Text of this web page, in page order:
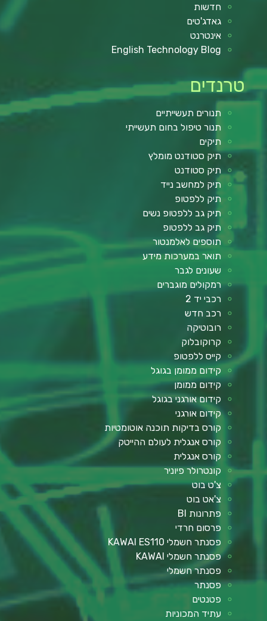
חדשות
גאדג'טים
אינטרנט
English Technology Blog
טרנדים
תנורים תעשייתיים
תנור טיפול בחום תעשייתי
תיקים
תיק סטודנט מומלץ
תיק סטודנט
תיק למחשב נייד
תיק ללפטופ
תיק גב ללפטופ נשים
תיק גב ללפטופ
תוספים לאלמנטור
תואר במערכות מידע
שעונים לגבר
רמקולים מוגברים
רכבי יד 2
רכב חדש
רובוטיקה
קרוקובלוק
קייס ללפטופ
קידום ממומן בגוגל
קידום ממומן
קידום אורגני בגוגל
קידום אורגני
קורס בדיקות תוכנה אוטומטיות
קורס אנגלית לעולם ההייטק
קורס אנגלית
קונטרולר פיוניר
צ'ט בוט
צ'אט בוט
פתרונות BI
פרסום חרדי
פסנתר חשמלי KAWAI ES110
פסנתר חשמלי KAWAI
פסנתר חשמלי
פסנתר
פטנטים
עתיד המכוניות